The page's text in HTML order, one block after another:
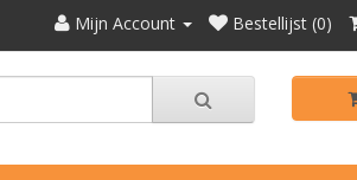
Mijn Account Bestellijst (0)